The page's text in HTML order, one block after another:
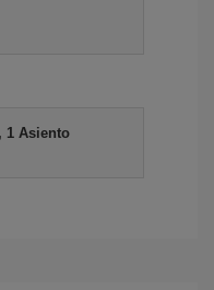
1 Asiento